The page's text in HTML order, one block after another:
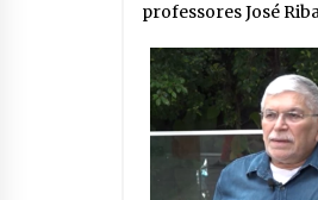
professores José